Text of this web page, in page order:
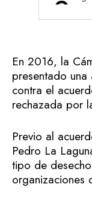
En 2016, la
presentado
contra el
rechazada por
Previo al
Pedro La
tipo de
organizaciones